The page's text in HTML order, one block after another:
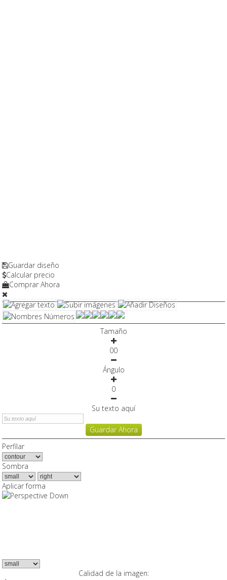
Guardar diseño
Calcular precio
Comprar Ahora
Tamaño
00
Ángulo
0
Su texto aquí
Guardar Ahora
Perfilar
Sombra
Aplicar forma
Calidad de la imagen: